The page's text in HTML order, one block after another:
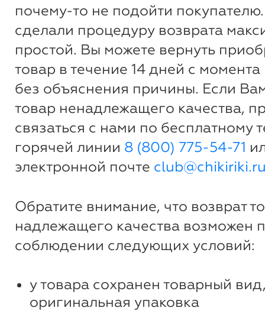
почему-то не подойти
сделали процедуру возврата
простой. Вы можете вернуть
товар в течение 14 дней с
без объяснения причины. Если
товар ненадлежащего качества,
связаться с нами по бесплатному
горячей линии 8 (800) 775-54-71
электронной почте
Обратите внимание, что возврат
надлежащего качества возможен
соблюдении следующих условий:
у товара сохранен товарный
оригинальная упаковка